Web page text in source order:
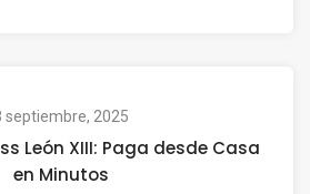
septiembre, 2025
León XIII: Paga desde Casa
en Minutos